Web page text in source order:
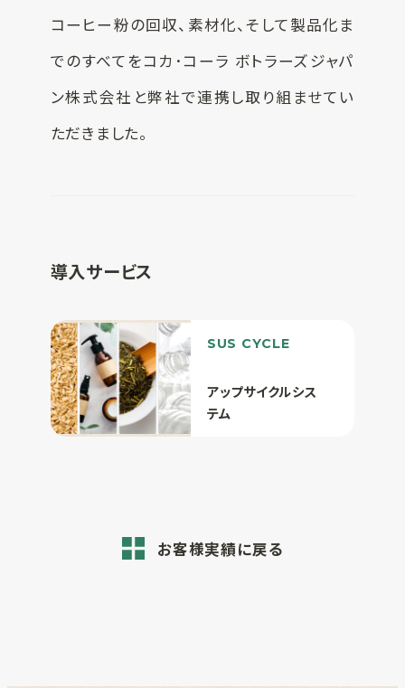
コーヒー粉の回収、素材化、そして製品化ま
でのすべてをコカ･コーラ ボトラーズジャパ
ン株式会社と弊社で連携し取り組ませてい
ただきました。
導入サービス
SUS CYCLE
アップサイクルシス
テム
お客様実績に戻る